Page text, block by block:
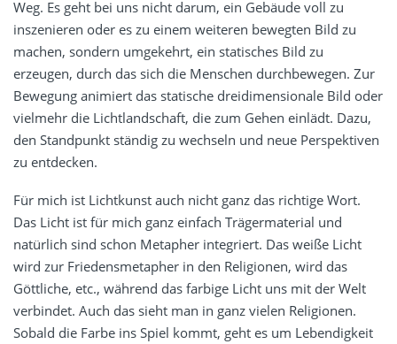
Weg. Es geht bei uns nicht darum, ein Gebäude voll zu
inszenieren oder es zu einem weiteren bewegten Bild zu
machen, sondern umgekehrt, ein statisches Bild zu
erzeugen, durch das sich die Menschen durchbewegen. Zur
Bewegung animiert das statische dreidimensionale Bild oder
vielmehr die Lichtlandschaft, die zum Gehen einlädt. Dazu,
den Standpunkt ständig zu wechseln und neue Perspektiven
zu entdecken.
Für mich ist Lichtkunst auch nicht ganz das richtige Wort.
Das Licht ist für mich ganz einfach Trägermaterial und
natürlich sind schon Metapher integriert. Das weiße Licht
wird zur Friedensmetapher in den Religionen, wird das
Göttliche, etc., während das farbige Licht uns mit der Welt
verbindet. Auch das sieht man in ganz vielen Religionen.
Sobald die Farbe ins Spiel kommt, geht es um Lebendigkeit